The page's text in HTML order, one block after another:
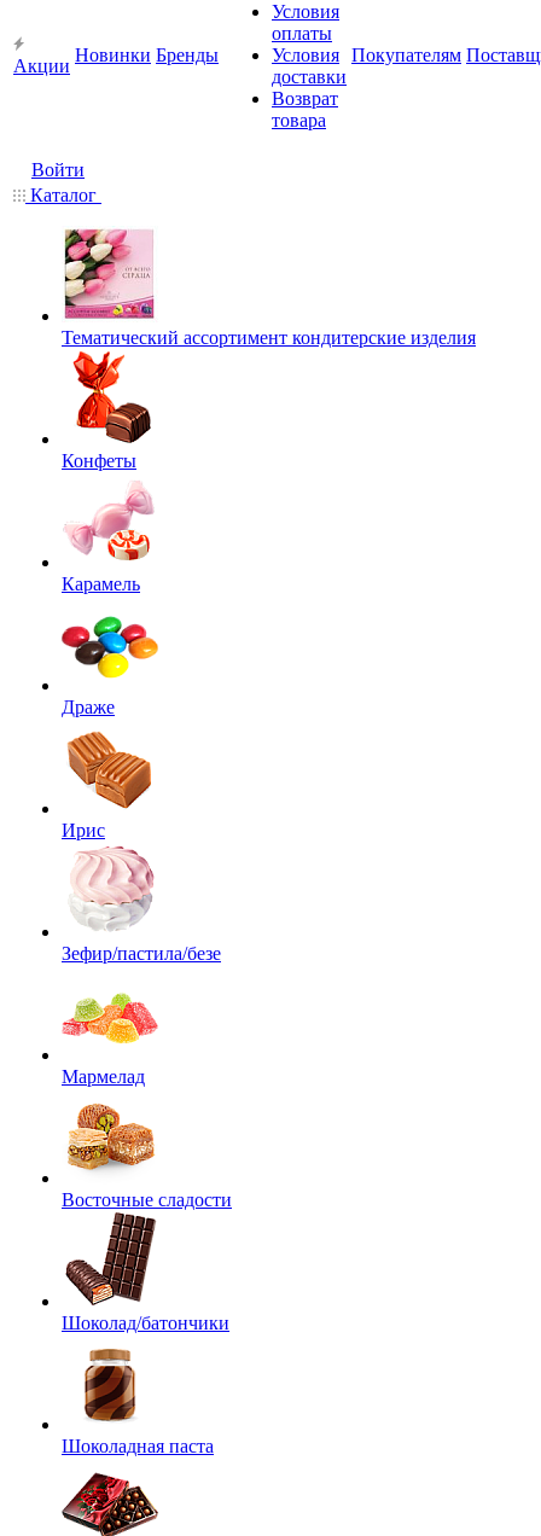
Акции
Новинки Бренды
Условия
оплаты
Условия
доставки
Возврат
товара
Покупателям
Войти
Каталог
Тематический ассортимент кондитерские изделия
Конфеты
Карамель
Драже
Ирис
Зефир/пастила/безе
Мармелад
Восточные сладости
Шоколад/батончики
Шоколадная паста